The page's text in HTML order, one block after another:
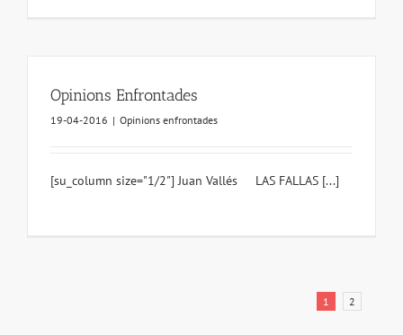
Opinions Enfrontades
19-04-2016 | Opinions enfrontades
[su_column size="1/2"] Juan Vallés LAS FALLAS [...]
1 2